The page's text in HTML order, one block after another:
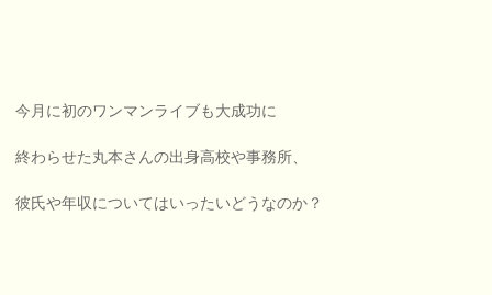
今月に初のワンマンライブも大成功に
終わらせた丸本さんの出身高校や事務所、
彼氏や年収についてはいったいどうなのか？